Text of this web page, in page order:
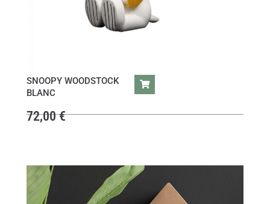
SNOOPY WOODSTOCK
BLANC
72,00€